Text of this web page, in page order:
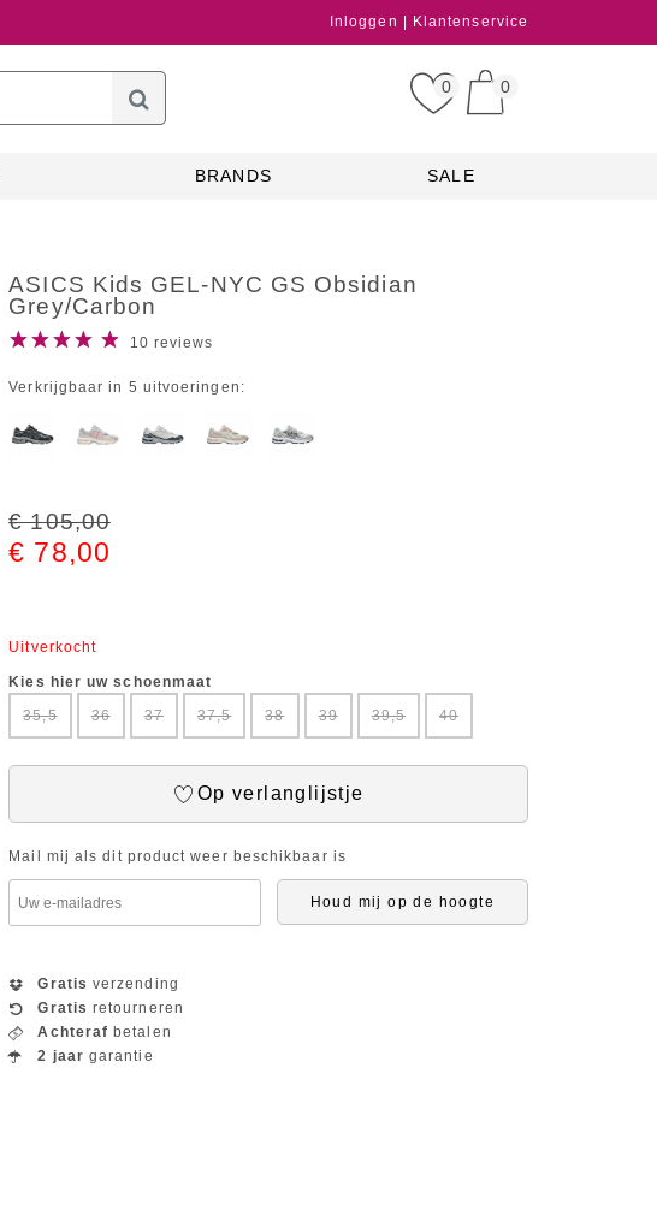
Inloggen Klantenservice
0 0
BRANDS SALE
ASICS Kids GEL-NYC GS Obsidian
Grey/Carbon
10 reviews
Verkrijgbaar in 5 uitvoeringen:
€ 105,00
€ 78,00
Uitverkocht
Kies hier uw schoenmaat
35,5
36 37 37,5 38 39 39,5 40
Op verlanglijstje
Mail mij als dit product weer beschikbaar is
Houd mij op de hoogte
Gratis verzending
Gratis retourneren
Achteraf betalen
2 jaar garantie